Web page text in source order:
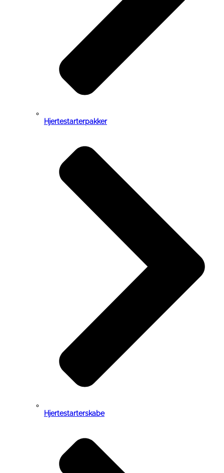
Hjertestarterpakker
Hjertestarterskabe